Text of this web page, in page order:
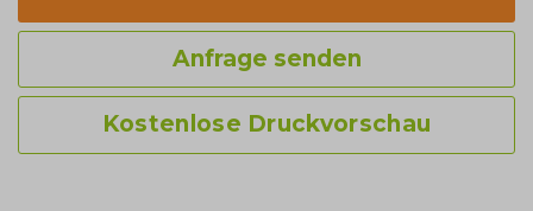
Anfrage senden
Kostenlose Druckvorschau